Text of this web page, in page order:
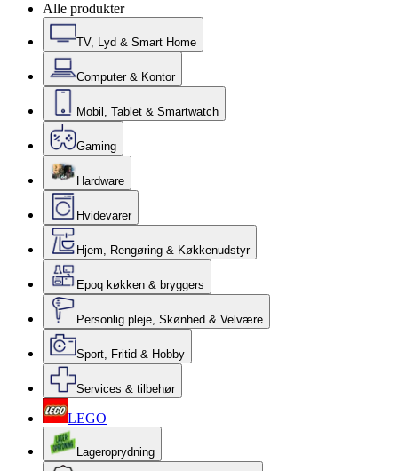
Alle produkter
TV, Lyd & Smart Home
Computer & Kontor
Mobil, Tablet & Smartwatch
Gaming
Hardware
Hvidevarer
Hjem, Rengøring & Køkkenudstyr
Epoq køkken & bryggers
Personlig pleje, Skønhed & Velvære
Sport, Fritid & Hobby
Services & tilbehør
LEGO
Lageroprydning